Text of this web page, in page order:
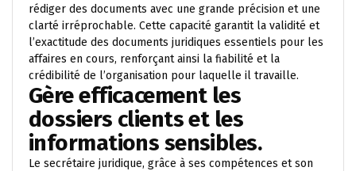
rédiger des documents avec une grande précision et une
clarté irréprochable. Cette capacité garantit la validité et
l’exactitude des documents juridiques essentiels pour les
affaires en cours, renforçant ainsi la fiabilité et la
crédibilité de l’organisation pour laquelle il travaille.
Gère efficacement les
dossiers clients et les
informations sensibles.
Le secrétaire juridique, grâce à ses compétences et son